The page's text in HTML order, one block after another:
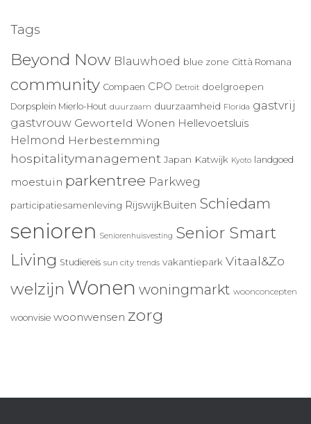
Tags
Beyond Now Blauwhoed blue zone Città Romana
community Compaen CPO Detroit doelgroepen
Dorpsplein Mierlo-Hout duurzaam duurzaamheid Florida gastvrij
gastvrouw Geworteld Wonen Hellevoetsluis
Helmond Herbestemming
hospitalitymanagement Japan Katwijk Kyoto landgoed
moestuin parkentree Parkweg
participatiesamenleving RijswijkBuiten Schiedam
senioren Seniorenhuisvesting Senior Smart
Living Studiereis sun city trends vakantiepark Vitaal&Zo
welzijn Wonen woningmarkt woonconcepten
woonvisie woonwensen zorg